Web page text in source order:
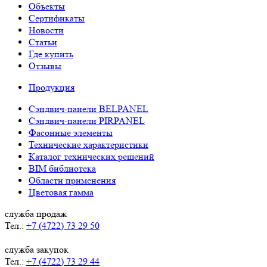
Объекты
Сертификаты
Новости
Статьи
Где купить
Отзывы
Продукция
Сэндвич-панели BELPANEL
Сэндвич-панели PIRPANEL
Фасонные элементы
Технические характеристики
Каталог технических решений
BIM библиотека
Области применения
Цветовая гамма
служба продаж
Тел.: +7 (4722) 73 29 50
служба закупок
Тел.: +7 (4722) 73 29 44